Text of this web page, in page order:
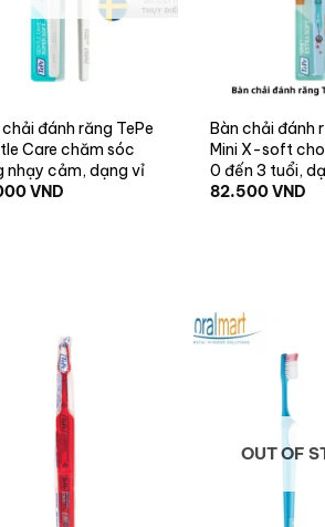
đánh răng TePe
Care chăm sóc
nhạy cảm, dạng vỉ
VND
Bàn chải đánh
Mini X-soft
0 đến 3 tuổi,
82.500VND
OUT OF